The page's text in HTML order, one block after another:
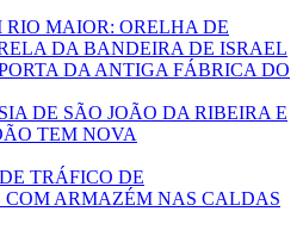
RIO MAIOR: ORELHA DE
DA BANDEIRA DE ISRAEL
DA ANTIGA FÁBRICA DO
DE SÃO JOÃO DA RIBEIRA E
TEM NOVA
TRÁFICO DE
COM ARMAZÉM NAS CALDAS